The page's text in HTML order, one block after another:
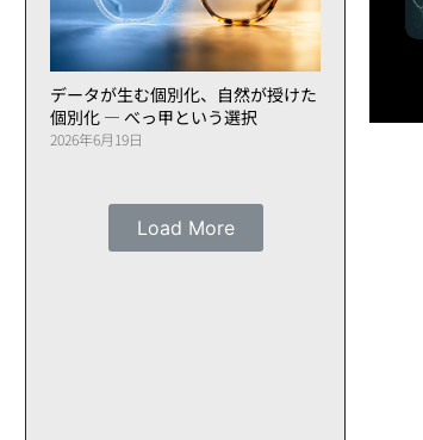
データが生む個別化、自然が授けた
個別化 ― べっ甲という選択
2026年6月19日
Load More